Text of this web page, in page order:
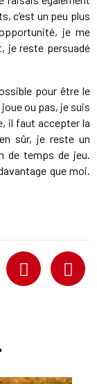
c’est un peu plus
je me
je reste persuadé
pour être le
ou pas, je suis
il faut accepter la
sûr, je reste un
de temps de jeu.
que moi.